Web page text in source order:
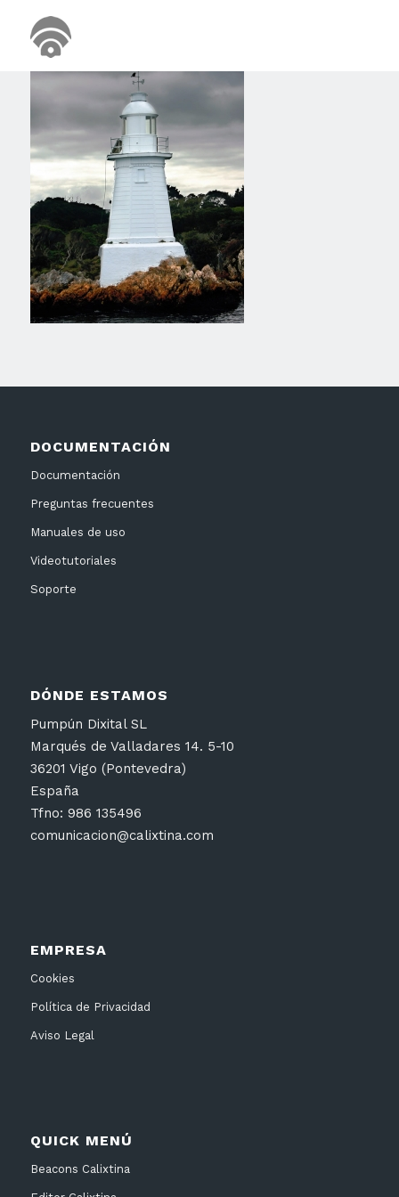
DOCUMENTACIÓN
Documentación
Preguntas frecuentes
Manuales de uso
Videotutoriales
Soporte
DÓNDE ESTAMOS
Pumpún Dixital SL
Marqués de Valladares 14. 5-10
36201 Vigo (Pontevedra)
España
Tfno: 986 135496
comunicacion@calixtina.com
EMPRESA
Cookies
Política de Privacidad
Aviso Legal
QUICK MENÚ
Beacons Calixtina